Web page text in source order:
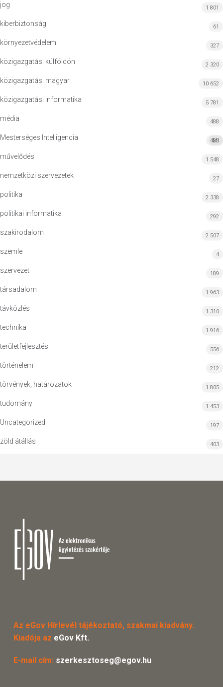
jog 1 801
kiberbiztonság 61
környezetvédelem 327
közigazgatás: külföldön 2 320
közigazgatás: magyar 10 652
közigazgatási informatika 5 781
média 488
Mesterséges Intelligencia MI
422
művelődés 1 548
nemzetközi szervezetek 27
politika 2 338
politikai informatika 292
szakirodalom 2 507
szemle 4
szervezet 189
társadalom 1 963
távközlés 1 310
technika 1 916
területfejlesztés 556
történelem 212
törvények, határozatok 1 805
tudomány 1 453
Uncategorized 197
zöld átállás 403
Az eGov Hírlevél tájékoztató, szakmai kiadvány.
Kiadója az eGov Kft.
E-mail cím: szerkesztoseg@egov.hu